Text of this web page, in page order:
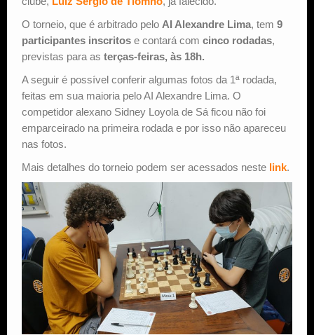
O torneio, que é arbitrado pelo AI Alexandre Lima, tem 9
participantes inscritos e contará com cinco rodadas,
previstas para as terças-feiras, às 18h.
A seguir é possível conferir algumas fotos da 1ª rodada,
feitas em sua maioria pelo AI Alexandre Lima. O
competidor alexano Sidney Loyola de Sá ficou não foi
emparceirado na primeira rodada e por isso não apareceu
nas fotos.
Mais detalhes do torneio podem ser acessados neste link.